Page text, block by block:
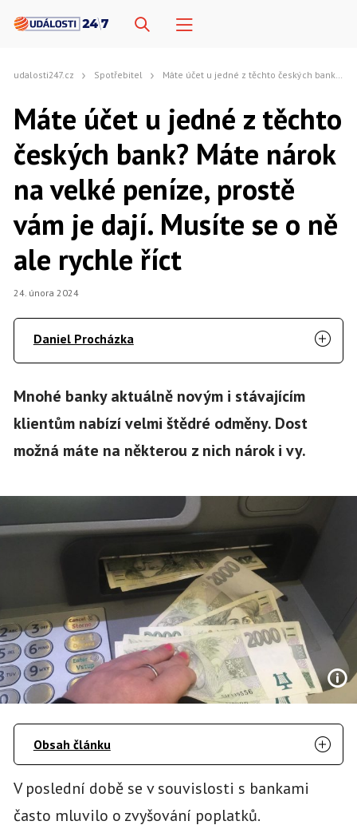
udalosti247.cz Spotřebitel Máte účet u jedné z těchto českých bank? Máte nárok na velké peníze, prostě vám je dají. Musíte se o ně ale rychle říct
Máte účet u jedné z těchto
českých bank? Máte nárok
na velké peníze, prostě
vám je dají. Musíte se o ně
ale rychle říct
24. února 2024
Daniel Procházka
Mnohé banky aktuálně novým i stávajícím
klientům nabízí velmi štědré odměny. Dost
možná máte na některou z nich nárok i vy.
Obsah článku
V poslední době se v souvislosti s bankami
často mluvilo o zvyšování poplatků.